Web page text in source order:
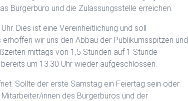
Bürgerbüro und die Zulassungsstelle erreichen.
Dies ist eine Vereinheitlichung und soll
wir uns den Abbau der Publikumsspitzen und
mittags von 1,5 Stunden auf 1 Stunde
um 13.30 Uhr wieder aufgeschlossen.
Sollte der erste Samstag ein Feiertag sein oder
innen des Bürgerbüros und der